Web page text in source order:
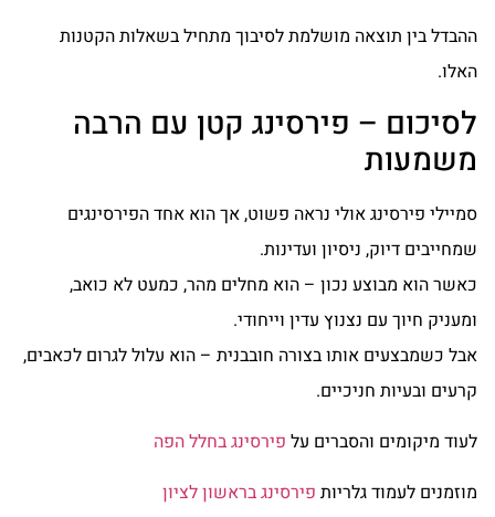
ההבדל בין תוצאה מושלמת לסיבוך מתחיל בשאלות הקטנות
האלו.
לסיכום – פירסינג קטן עם הרבה
משמעות
סמיילי פירסינג אולי נראה פשוט, אך הוא אחד הפירסינגים
שמחייבים דיוק, ניסיון ועדינות.
כאשר הוא מבוצע נכון – הוא מחלים מהר, כמעט לא כואב,
ומעניק חיוך עם נצנוץ עדין וייחודי.
אבל כשמבצעים אותו בצורה חובבנית – הוא עלול לגרום לכאבים,
קרעים ובעיות חניכיים.
לעוד מיקומים והסברים עלפירסינג בחלל הפה
מוזמנים לעמוד גלריותפירסינג בראשון לציון